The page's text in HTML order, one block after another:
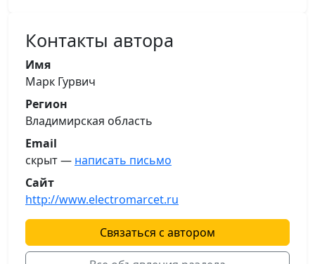
Контакты автора
Имя
Марк Гурвич
Регион
Владимирская область
Email
скрыт — написать письмо
Сайт
http://www.electromarcet.ru
Связаться с автором